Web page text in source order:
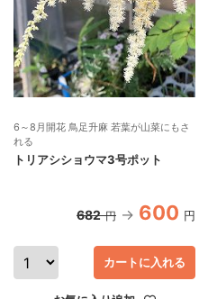
6～8月開花 鳥足升麻 若葉が山菜にもさ
れる
トリアシショウマ3号ポット
682 円 600 円
カートに入れる